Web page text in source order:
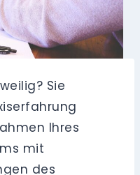
Sie
Ihres
mit
des